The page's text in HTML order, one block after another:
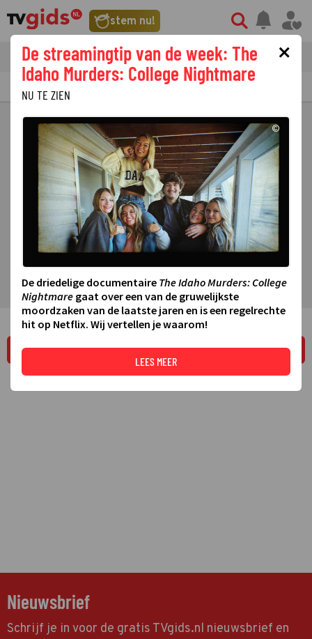
stem nu!
tvgids streaming nieuws
PRIMETIME GEMIST
LEES MEER
Nieuwsbrief
Schrijf je in voor de gratis TVgids.nl nieuwsbrief en
×
De streamingtip van de week: The
Idaho Murders: College Nightmare
NU TE ZIEN
©
De driedelige documentaire The Idaho Murders: College
Nightmare gaat over een van de gruwelijkste
moordzaken van de laatste jaren en is een regelrechte
hit op Netflix. Wij vertellen je waarom!
LEES MEER